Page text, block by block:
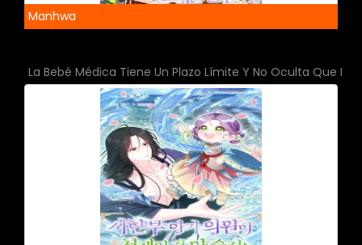
Manhwa
La Bebé Médica Tiene Un Plazo Límite Y No Oculta Que Es